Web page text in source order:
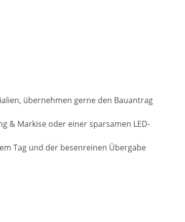
übernehmen gerne den Bauantrag
& Markise oder einer sparsamen LED-
Tag und der besenreinen Übergabe